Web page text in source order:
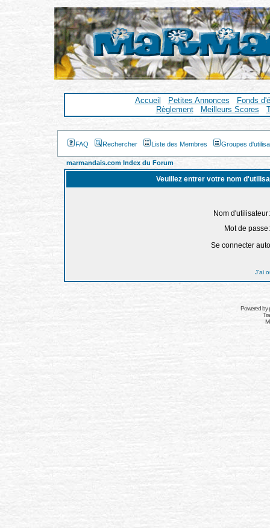
Accueil Petites Annonces
Fonds
Règlement
Meilleurs Scores
FAQ Rechercher Liste des Membres Groupes
marmandais.com Index du Forum
Veuillez entrer votre nom
Nom d'utilisateur:
Mot de passe:
Se connecter
J'ai
Powered by